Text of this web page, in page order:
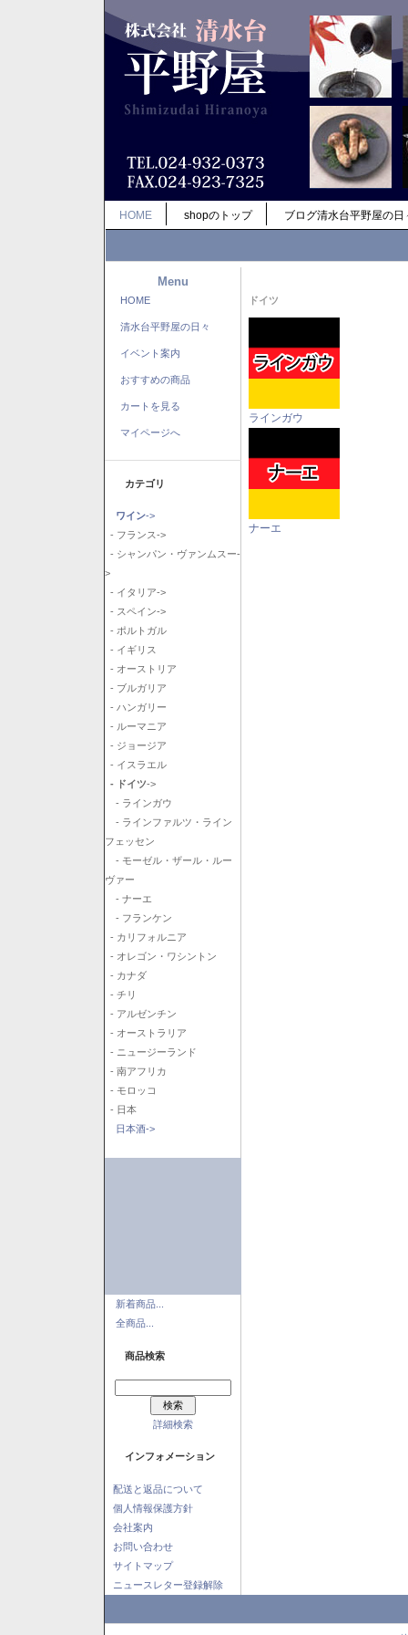
HOME shopのトップ ブログ清水台平野屋の日
Menu
HOME
清水台平野屋の日々
イベント案内
おすすめの商品
カートを見る
マイページへ
カテゴリ
ワイン->
- フランス->
- シャンパン・ヴァンムスー-
>
- イタリア->
- スペイン->
- ポルトガル
- イギリス
- オーストリア
- ブルガリア
- ハンガリー
- ルーマニア
- ジョージア
- イスラエル
- ドイツ->
- ラインガウ
- ラインファルツ・ライン
フェッセン
- モーゼル・ザール・ルー
ヴァー
- ナーエ
- フランケン
- カリフォルニア
- オレゴン・ワシントン
- カナダ
- チリ
- アルゼンチン
- オーストラリア
- ニュージーランド
- 南アフリカ
- モロッコ
- 日本
日本酒->
新着商品...
全商品...
商品検索
詳細検索
インフォメーション
配送と返品について
個人情報保護方針
会社案内
お問い合わせ
サイトマップ
ニュースレター登録解除
ドイツ
ラインガウ
ナーエ